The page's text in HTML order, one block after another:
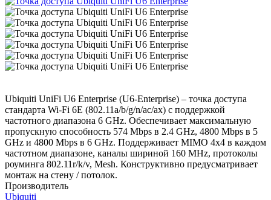
Ubiquiti UniFi U6 Enterprise (U6-Enterprise) – точка доступа
стандарта Wi-Fi 6E (802.11a/b/g/n/ac/ax) с поддержкой
частотного диапазона 6 GHz. Обеспечивает максимальную
пропускную способность 574 Mbps в 2.4 GHz, 4800 Mbps в 5
GHz и 4800 Mbps в 6 GHz. Поддерживает MIMO 4x4 в каждом
частотном диапазоне, каналы шириной 160 MHz, протоколы
роуминга 802.11r/k/v, Mesh. Конструктивно предусматривает
монтаж на стену / потолок.
Производитель
Ubiquiti